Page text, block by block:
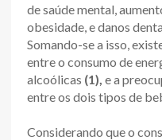
de saúde mental,
obesidade, e danos
Somando-se a isso,
entre o consumo de
alcoólicas (1), e a
entre os dois tipos de
Considerando que o